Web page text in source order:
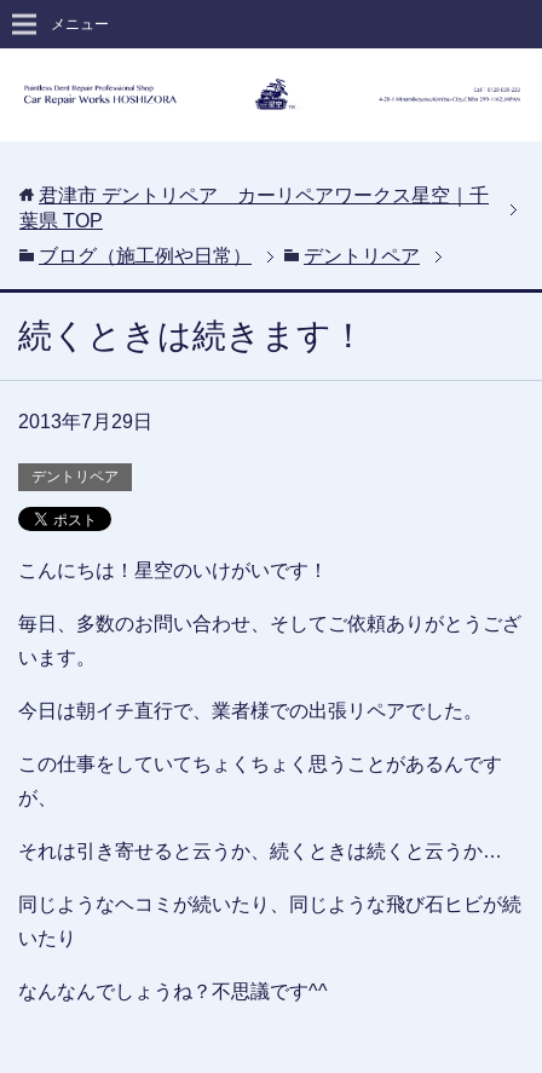
メニュー
君津市 デントリペア カーリペアワークス星空｜千
葉県 TOP
ブログ（施工例や日常）
デントリペア
続くときは続きます！
2013年7月29日
デントリペア
こんにちは！星空のいけがいです！
毎日、多数のお問い合わせ、そしてご依頼ありがとうござ
います。
今日は朝イチ直行で、業者様での出張リペアでした。
この仕事をしていてちょくちょく思うことがあるんです
が、
それは引き寄せると云うか、続くときは続くと云うか…
同じようなヘコミが続いたり、同じような飛び石ヒビが続
いたり
なんなんでしょうね？不思議です^^